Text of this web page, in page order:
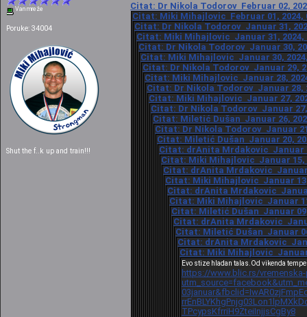
Van mreže
Poruke: 34004
Shut the f..k up and train!!!
Citat: Dr Nikola Todorov Februar 02,
Citat: Miki Mihajlovic Februar 01, 2024,
Citat: Dr Nikola Todorov Januar 31,
Citat: Miki Mihajlovic Januar 31, 2024,
Citat: Dr Nikola Todorov Januar 30,
Citat: Miki Mihajlovic Januar 30,
Citat: Dr Nikola Todorov Januar 29,
Citat: Miki Mihajlovic Januar 28,
Citat: Dr Nikola Todorov Januar 28,
Citat: Miki Mihajlovic Januar 27,
Citat: Dr Nikola Todorov Januar 27,
Citat: Miletić Dušan Januar 26,
Citat: Dr Nikola Todorov Januar
Citat: Miletić Dušan Januar 20,
Citat: drAnita Mrdakovic Januar
Citat: Miki Mihajlovic Januar 15,
Citat: drAnita Mrdakovic Januar
Citat: Miki Mihajlovic Januar 13,
Citat: drAnita Mrdakovic
Citat: Miki Mihajlovic Januar
Citat: Miletić Dušan Januar 09,
Citat: drAnita Mrdakovic
Citat: Miletić Dušan Januar
Citat: drAnita Mrdakovic
Citat: Miki Mihajlovic Januar
Evo stize hladan talas.Od vikenda
https://www.blic.rs/
TPcypsKfrriH9ZteiInjjsCgBy8